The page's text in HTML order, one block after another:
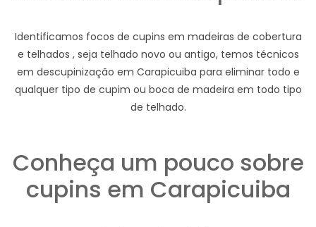
Identificamos focos de cupins em madeiras de cobertura
e telhados , seja telhado novo ou antigo, temos técnicos
em descupinização em Carapicuiba para eliminar todo e
qualquer tipo de cupim ou boca de madeira em todo tipo
de telhado.
Conheça um pouco sobre
cupins em Carapicuiba